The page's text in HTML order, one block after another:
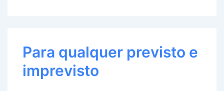
Para qualquer previsto e
imprevisto